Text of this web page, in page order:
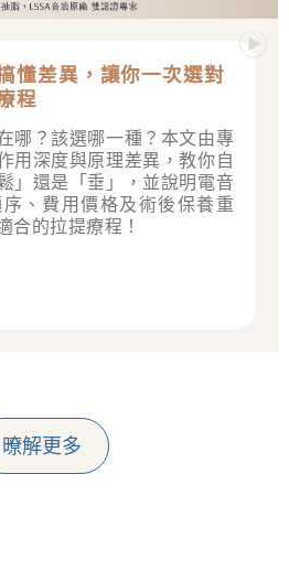
懂差異，讓你一次選對
程
哪？該選哪一種？本文由專
用深度與原理差異，教你自
」還是「垂」，並說明電音
、費用價格及術後保養重
合的拉提療程！
暸解更多